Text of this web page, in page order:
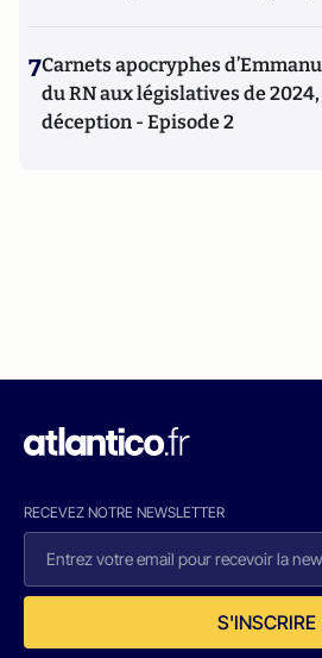
7Carnets apocryphes
du RN aux législatives de
déception - Episode 2
RECEVEZ NOTRE NEWSLETTER
S'INSCRIRE